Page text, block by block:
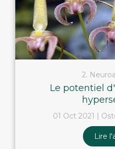
2.
Le potentiel
01 Oct 2021
Lire